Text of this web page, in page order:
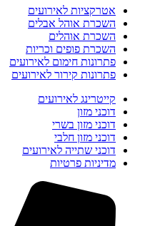
אטרקציות לאירועים
השכרת אוהל אבלים
השכרת אוהלים
השכרת פופים וכריות
פתרונות חימום לאירועים
פתרונות קירור לאירועים
קייטרינג לאירועים
דוכני מזון
דוכני מזון בשרי
דוכני מזון חלבי
דוכני שתייה לאירועים
מדיניות פרטיות